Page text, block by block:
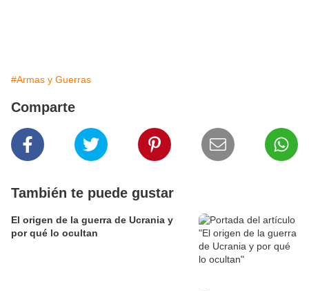
#Armas y Guerras
Comparte
También te puede gustar
El origen de la guerra de Ucrania y
por qué lo ocultan